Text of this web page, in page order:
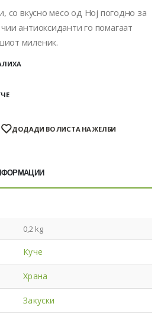
со вкусно месо од Ној погодно за
антиоксиданти го помагаат
миленик.
ДОДАДИ ВО ЛИСТА НА ЖЕЛБИ
0,2 kg
Куче
Храна
Закуски